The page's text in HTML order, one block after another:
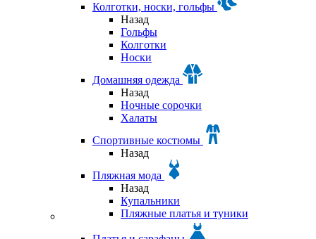
Колготки, носки, гольфы
Назад
Гольфы
Колготки
Носки
Домашняя одежда
Назад
Ночные сорочки
Халаты
Спортивные костюмы
Назад
Пляжная мода
Назад
Купальники
Пляжные платья и туники